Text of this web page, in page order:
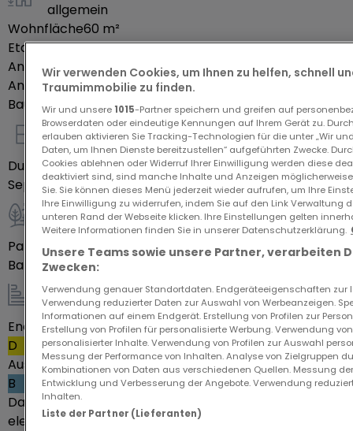
allgemein
Wohnfläche60 m²
Etage des Objektes0
Anzahl der Zimmer3
Anzahl Schlafzimmer 2
Baujahr laut Energieausweis1955
Innenausstattung
Duschräume1
Separate Toiletten1
Außenbereich
Parkplatz im Freien1
Balkon1m²
Energie / Heizung
Energieeffizienzklasse208
D
Ausstoß von Treibhausgasen6
B
Datum des Energiepasses
elektrische Heizung Ja
Wir verwenden Cookies, um Ihnen zu helfen, schnell
Traumimmobilie zu finden.
Wir und unsere 1015-Partner speichern und greifen auf
Browserdaten oder eindeutige Kennungen auf Ihrem Gerät zu.
erlauben aktivieren Sie Tracking-Technologien für die unter „Wir
Daten, um Ihnen Dienste bereitzustellen“ aufgeführten Zwecke.
Cookies ablehnen oder Widerruf Ihrer Einwilligung werden diese
deaktiviert sind, sind manche Inhalte und Anzeigen
Sie. Sie können dieses Menü jederzeit wieder aufrufen, um Ihre
Ihre Einwilligung zu widerrufen, indem Sie auf den Link Verwaltung
unteren Rand der Webseite klicken. Ihre Einstellungen gelten
Weitere Informationen finden Sie in unserer Datenschutzerklärung.
Unsere Teams sowie unsere Partner, verarbeiten
Zwecken:
Verwendung genauer Standortdaten. Endgeräteeigenschaften zur
Verwendung reduzierter Daten zur Auswahl von Werbeanzeigen.
Informationen auf einem Endgerät. Erstellung von Profilen zur
Erstellung von Profilen für personalisierte Werbung. Verwendung
personalisierter Inhalte. Verwendung von Profilen zur Auswahl
Messung der Performance von Inhalten. Analyse von Zielgruppen
Kombinationen von Daten aus verschiedenen Quellen. Messung
Entwicklung und Verbesserung der Angebote. Verwendung
Inhalten.
Liste der Partner (Lieferanten)